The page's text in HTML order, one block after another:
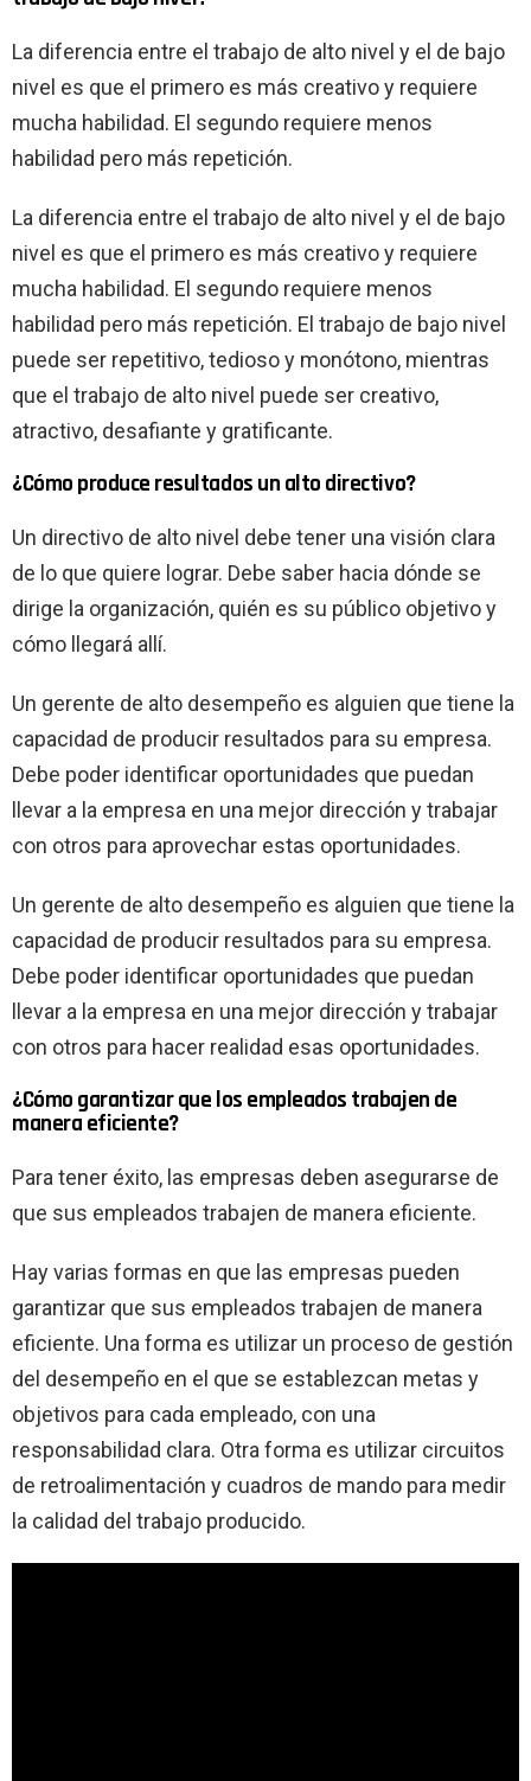
La diferencia entre el trabajo de alto nivel y el de bajo
nivel es que el primero es más creativo y requiere
mucha habilidad. El segundo requiere menos
habilidad pero más repetición.
La diferencia entre el trabajo de alto nivel y el de bajo
nivel es que el primero es más creativo y requiere
mucha habilidad. El segundo requiere menos
habilidad pero más repetición. El trabajo de bajo nivel
puede ser repetitivo, tedioso y monótono, mientras
que el trabajo de alto nivel puede ser creativo,
atractivo, desafiante y gratificante.
¿Cómo produce resultados un alto directivo?
Un directivo de alto nivel debe tener una visión clara
de lo que quiere lograr. Debe saber hacia dónde se
dirige la organización, quién es su público objetivo y
cómo llegará allí.
Un gerente de alto desempeño es alguien que tiene la
capacidad de producir resultados para su empresa.
Debe poder identificar oportunidades que puedan
llevar a la empresa en una mejor dirección y trabajar
con otros para aprovechar estas oportunidades.
Un gerente de alto desempeño es alguien que tiene la
capacidad de producir resultados para su empresa.
Debe poder identificar oportunidades que puedan
llevar a la empresa en una mejor dirección y trabajar
con otros para hacer realidad esas oportunidades.
¿Cómo garantizar que los empleados trabajen de
manera eficiente?
Para tener éxito, las empresas deben asegurarse de
que sus empleados trabajen de manera eficiente.
Hay varias formas en que las empresas pueden
garantizar que sus empleados trabajen de manera
eficiente. Una forma es utilizar un proceso de gestión
del desempeño en el que se establezcan metas y
objetivos para cada empleado, con una
responsabilidad clara. Otra forma es utilizar circuitos
de retroalimentación y cuadros de mando para medir
la calidad del trabajo producido.